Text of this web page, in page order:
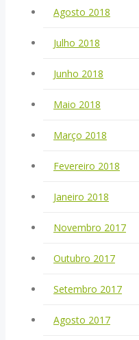
Agosto 2018
Julho 2018
Junho 2018
Maio 2018
Março 2018
Fevereiro 2018
Janeiro 2018
Novembro 2017
Outubro 2017
Setembro 2017
Agosto 2017